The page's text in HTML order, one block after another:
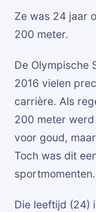
Ze was 24 jaar
200 meter.
De Olympische
2016 vielen
carrière. Als
200 meter
voor goud,
Toch was dit
sportmomenten.
Die leeftijd (24)